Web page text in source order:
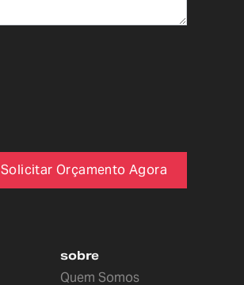
Solicitar Orçamento Agora
sobre
Quem Somos